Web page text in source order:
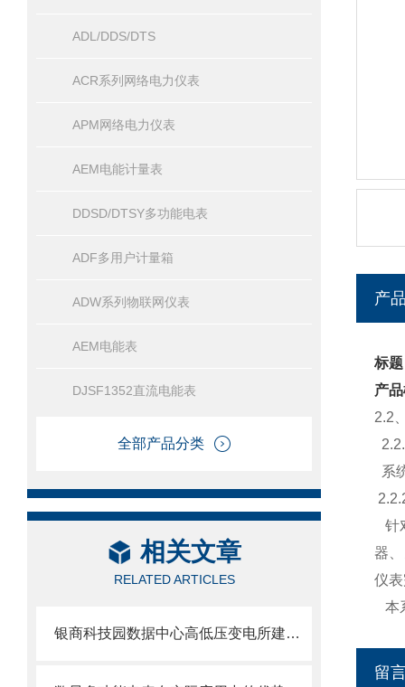
ADL/DDS/DTS
ACR系列网络电力仪表
APM网络电力仪表
AEM电能计量表
DDSD/DTSY多功能电表
ADF多用户计量箱
ADW系列物联网仪表
AEM电能表
DJSF1352直流电能表
全部产品分类
相关文章
RELATED ARTICLES
银商科技园数据中心高低压变电所建设项目电气火灾监控系统设计与应用.
产
标
产
2.2
系
针
器
仪
本
留